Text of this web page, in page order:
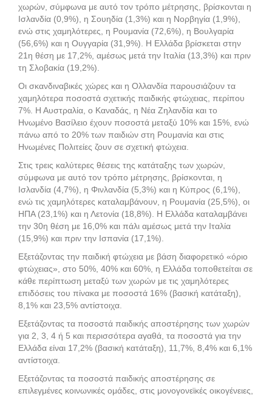
χωρών, σύμφωνα με αυτό τον τρόπο μέτρησης, βρίσκονται η
Ισλανδία (0,9%), η Σουηδία (1,3%) και η Νορβηγία (1,9%),
ενώ στις χαμηλότερες, η Ρουμανία (72,6%), η Βουλγαρία
(56,6%) και η Ουγγαρία (31,9%). Η Ελλάδα βρίσκεται στην
21η θέση με 17,2%, αμέσως μετά την Ιταλία (13,3%) και πριν
τη Σλοβακία (19,2%).
Οι σκανδιναβικές χώρες και η Ολλανδία παρουσιάζουν τα
χαμηλότερα ποσοστά σχετικής παιδικής φτώχειας, περίπου
7%. Η Αυστραλία, ο Καναδάς, η Νέα Ζηλανδία και το
Ηνωμένο Βασίλειο έχουν ποσοστά μεταξύ 10% και 15%, ενώ
πάνω από το 20% των παιδιών στη Ρουμανία και στις
Ηνωμένες Πολιτείες ζουν σε σχετική φτώχεια.
Στις τρεις καλύτερες θέσεις της κατάταξης των χωρών,
σύμφωνα με αυτό τον τρόπο μέτρησης, βρίσκονται, η
Ισλανδία (4,7%), η Φινλανδία (5,3%) και η Κύπρος (6,1%),
ενώ τις χαμηλότερες καταλαμβάνουν, η Ρουμανία (25,5%), οι
ΗΠΑ (23,1%) και η Λετονία (18,8%). Η Ελλάδα καταλαμβάνει
την 30η θέση με 16,0% και πάλι αμέσως μετά την Ιταλία
(15,9%) και πριν την Ισπανία (17,1%).
Εξετάζοντας την παιδική φτώχεια με βάση διαφορετικό «όριο
φτώχειας», στο 50%, 40% και 60%, η Ελλάδα τοποθετείται σε
κάθε περίπτωση μεταξύ των χωρών με τις χαμηλότερες
επιδόσεις του πίνακα με ποσοστά 16% (βασική κατάταξη),
8,1% και 23,5% αντίστοιχα.
Εξετάζοντας τα ποσοστά παιδικής αποστέρησης των χωρών
για 2, 3, 4 ή 5 και περισσότερα αγαθά, τα ποσοστά για την
Ελλάδα είναι 17,2% (βασική κατάταξη), 11,7%, 8,4% και 6,1%
αντίστοιχα.
Εξετάζοντας τα ποσοστά παιδικής αποστέρησης σε
επιλεγμένες κοινωνικές ομάδες, στις μονογονεϊκές οικογένειες,